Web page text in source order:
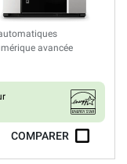
avancée
COMPARER